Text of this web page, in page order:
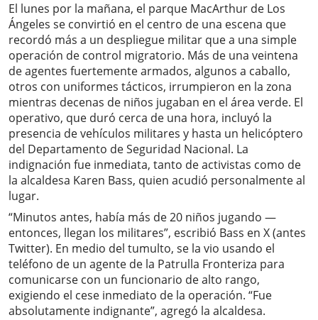
El lunes por la mañana, el parque MacArthur de Los
Ángeles se convirtió en el centro de una escena que
recordó más a un despliegue militar que a una simple
operación de control migratorio. Más de una veintena
de agentes fuertemente armados, algunos a caballo,
otros con uniformes tácticos, irrumpieron en la zona
mientras decenas de niños jugaban en el área verde. El
operativo, que duró cerca de una hora, incluyó la
presencia de vehículos militares y hasta un helicóptero
del Departamento de Seguridad Nacional. La
indignación fue inmediata, tanto de activistas como de
la alcaldesa Karen Bass, quien acudió personalmente al
lugar.
“Minutos antes, había más de 20 niños jugando —
entonces, llegan los militares”, escribió Bass en X (antes
Twitter). En medio del tumulto, se la vio usando el
teléfono de un agente de la Patrulla Fronteriza para
comunicarse con un funcionario de alto rango,
exigiendo el cese inmediato de la operación. “Fue
absolutamente indignante”, agregó la alcaldesa.